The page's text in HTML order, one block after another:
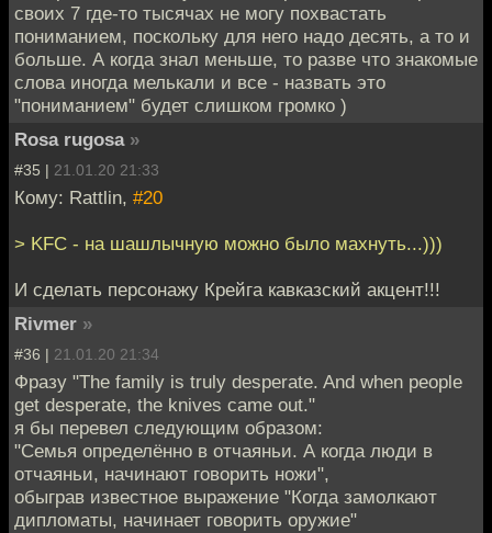
своих 7 где-то тысячах не могу похвастать
пониманием, поскольку для него надо десять, а то и
больше. А когда знал меньше, то разве что знакомые
слова иногда мелькали и все - назвать это
"пониманием" будет слишком громко )
Rosa rugosa »
#35 | 21.01.20 21:33
Кому: Rattlin, #20
> KFC - на шашлычную можно было махнуть...)))
И сделать персонажу Крейга кавказский акцент!!!
Rivmer »
#36 | 21.01.20 21:34
Фразу "The family is truly desperate. And when people
get desperate, the knives came out."
я бы перевел следующим образом:
"Семья определённо в отчаяньи. А когда люди в
отчаяньи, начинают говорить ножи",
обыграв известное выражение "Когда замолкают
дипломаты, начинает говорить оружие"